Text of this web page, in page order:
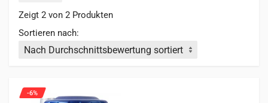
Zeigt 2 von 2 Produkten
Sortieren nach:
-6%